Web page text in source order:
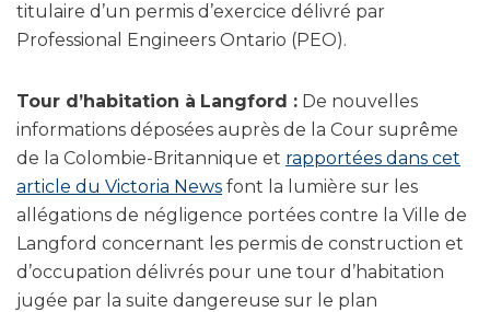
titulaire d’un permis d’exercice délivré par
Professional Engineers Ontario (PEO).
Tour d’habitation à Langford : De nouvelles
informations déposées auprès de la Cour suprême
de la Colombie-Britannique et rapportées dans cet
article du Victoria News font la lumière sur les
allégations de négligence portées contre la Ville de
Langford concernant les permis de construction et
d’occupation délivrés pour une tour d’habitation
jugée par la suite dangereuse sur le plan